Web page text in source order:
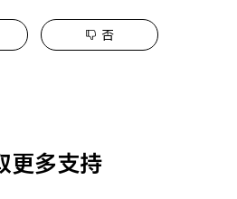
否
更多支持